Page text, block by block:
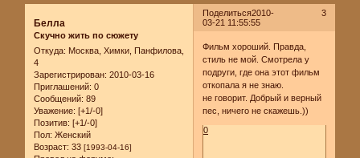
Поделиться 3
2010-
03-21 11:55:55
Белла
Скучно жить по сюжету
Откуда: Москва, Химки, Панфилова,
4
Зарегистрирован: 2010-03-16
Приглашений: 0
Сообщений: 89
Уважение: [+1/-0]
Позитив: [+1/-0]
Пол: Женский
Возраст: 33 [1993-04-16]
Фильм хороший. Правда,
стиль не мой. Смотрела у
подруги, где она этот фильм
откопала я не знаю.
не говорит. Добрый и верный
пес, ничего не скажешь.))
0